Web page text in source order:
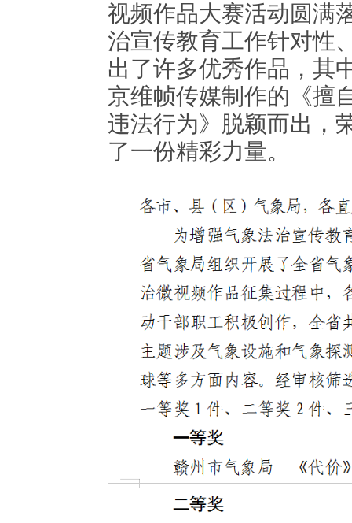
视频作品大赛活动圆满
治宣传教育工作针对性
出了许多优秀作品，其
京维帧传媒制作的《擅
违法行为》脱颖而出，
了一份精彩力量。